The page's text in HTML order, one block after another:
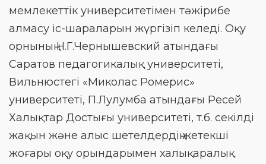
мемлекеттік университетімен тәжірибе
алмасу іс-шараларын жүргізіп келеді. Оқу
орнының Н.Г.Чернышевский атындағы
Саратов педагогикалық университеті,
Вильнюстегі «Миколас Ромерис»
университеті, П.Лулумба атындағы Ресей
Халықтар Достығы университеті, т.б. секілді
жақын және алыс шетелдердің жетекші
жоғары оқу орындарымен халықаралық